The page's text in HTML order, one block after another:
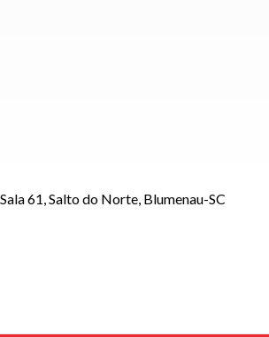
61, Salto do Norte, Blumenau-SC